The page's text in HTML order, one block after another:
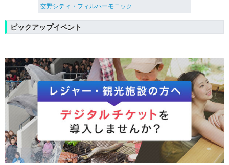
交野シティ・フィルハーモニック
ピックアップイベント